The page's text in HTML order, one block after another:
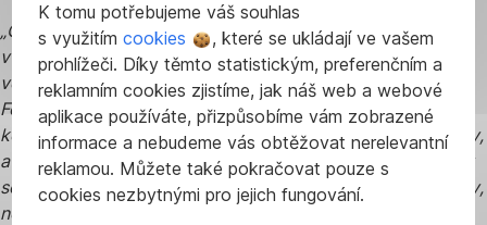
„Obavy ze složitosti procesu a velkého papírování jsou
v dnešní době již liché. V posledních letech jsme udělali
velký kus práce, aby žádost o dotaci nebyla strašákem.
Formuláře jsou dnes výrazně jednodušší, podání probíhá
komplet online, řadu věcí si úřady mezi sebou předají samy,
a žadatel se tak vyhne složité administrativě. Cílem je, aby
se lidé mohli soustředit na samotnou rekonstrukci a úspory,
ne na papírování,“
K tomu potřebujeme váš souhlas
s využitím cookies
, které se ukládají ve vašem
prohlížeči. Díky těmto statistickým, preferenčním a
reklamním cookies zjistíme, jak náš web a webové
aplikace používáte, přizpůsobíme vám zobrazené
informace a nebudeme vás obtěžovat nerelevantní
reklamou. Můžete také pokračovat pouze s
cookies nezbytnými pro jejich fungování.